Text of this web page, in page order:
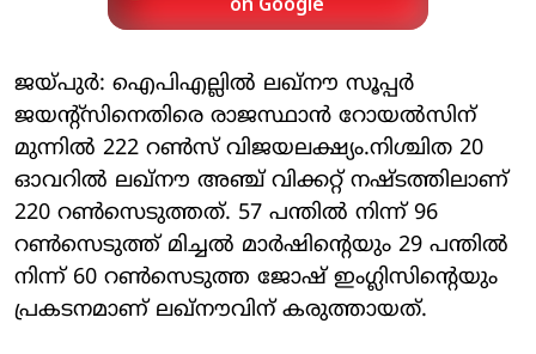
on Google
ജയ്പുര്‍: ഐപിഎല്ലില്‍ ലഖ്നൗ സൂപ്പര്‍
ജയന്റ്സിനെതിരെ രാജസ്ഥാന്‍ റോയല്‍സിന്
മുന്നില്‍ 222 റണ്‍സ് വിജയലക്ഷ്യം.നിശ്ചിത 20
ഓവറില്‍ ലഖ്നൗ അഞ്ച് വിക്കറ്റ് നഷ്ടത്തിലാണ്
220 റണ്‍സെടുത്തത്. 57 പന്തില്‍ നിന്ന് 96
റണ്‍സെടുത്ത് മിച്ചല്‍ മാര്‍ഷിന്റെയും 29 പന്തില്‍
നിന്ന് 60 റണ്‍സെടുത്ത ജോഷ് ഇംഗ്ലിസിന്റെയും
പ്രകടനമാണ് ലഖ്നൗവിന് കരുത്തായത്.